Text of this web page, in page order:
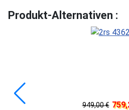
Produkt-Alternativen :
949,00 €